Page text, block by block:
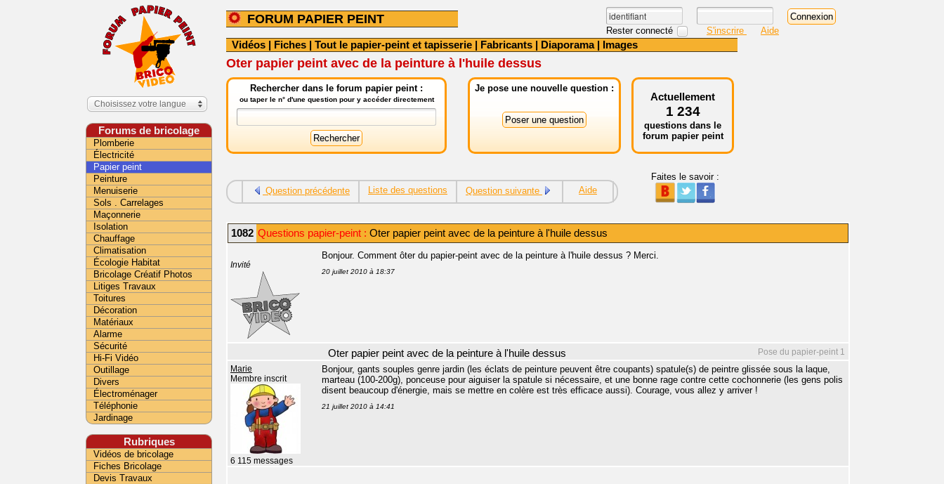
FORUM PAPIER PEINT
Rester connecté S'inscrire Aide
Vidéos | Fiches | Tout le papier-peint et tapisserie | Fabricants | Diaporama| Images
Oter papier peint avec de la peinture à l'huile dessus
Rechercher dans le forum papier peint :
ou taper le n° d'une question pour y accéder directement
Je pose une nouvelle question :
Actuellement
1 234
questions dans le
forum papier peint
Question précédente Liste des questions Question suivante Aide
Faites le savoir :
1082 Questions papier-peint : Oter papier peint avec de la peinture à l'huile dessus
Invité
Bonjour. Comment ôter du papier-peint avec de la peinture à l'huile dessus ? Merci.
20 juillet 2010 à 18:37
Pose du papier-peint 1
Oter papier peint avec de la peinture à l'huile dessus
Marie
Membre inscrit
6 115 messages
Bonjour, gants souples genre jardin (les éclats de peinture peuvent être coupants) spatule(s) de peintre glissée sous la laque,
marteau (100-200g), ponceuse pour aiguiser la spatule si nécessaire, et une bonne rage contre cette cochonnerie (les gens polis
disent beaucoup d'énergie, mais se mettre en colère est très efficace aussi). Courage, vous allez y arriver !
21 juillet 2010 à 14:41
Choisissez votre langue
Forums de bricolage
Plomberie
Électricité
Papier peint
Peinture
Menuiserie
Sols . Carrelages
Maçonnerie
Isolation
Chauffage
Climatisation
Écologie Habitat
Bricolage Créatif Photos
Litiges Travaux
Toitures
Décoration
Matériaux
Alarme
Sécurité
Hi-Fi Vidéo
Outillage
Divers
Électroménager
Téléphonie
Jardinage
Rubriques
Vidéos de bricolage
Fiches Bricolage
Devis Travaux